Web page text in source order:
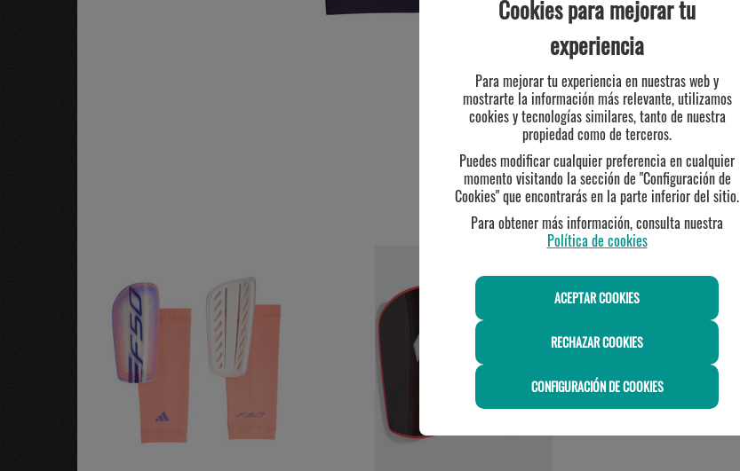
TE PUEDE INTERESAR
Cookies para mejorar tu
experiencia
Para mejorar tu experiencia en nuestras web y
mostrarte la información más relevante, utilizamos
cookies y tecnologías similares, tanto de nuestra
propiedad como de terceros.
Puedes modificar cualquier preferencia en cualquier
momento visitando la sección de "Configuración de
Cookies" que encontrarás en la parte inferior del sitio.
Para obtener más información, consulta nuestra
Política de cookies
ACEPTAR COOKIES
RECHAZAR COOKIES
CONFIGURACIÓN DE COOKIES